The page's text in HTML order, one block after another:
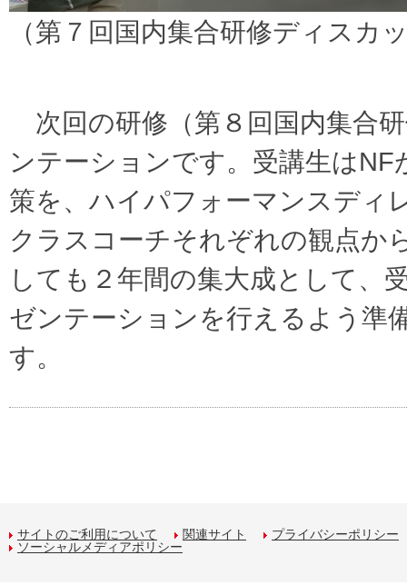
（第７回国内集合研修ディスカ
次回の研修（第８回国内集合
ンテーションです。受講生はNF
策を、ハイパフォーマンスディ
クラスコーチそれぞれの観点か
しても２年間の集大成として、
ゼンテーションを行えるよう準
す。
サイトのご利用について 関連サイト
プライバシーポリシー
ソーシャルメディアポリシー